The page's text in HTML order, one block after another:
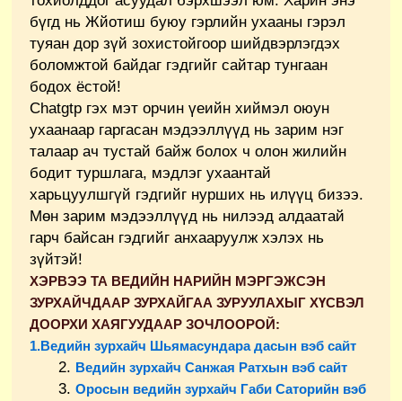
бүгд нь Жйотиш буюу гэрлийн ухааны гэрэл
туяан дор зүй зохистойгоор шийдвэрлэгдэх
боломжтой байдаг гэдгийг сайтар тунгаан
бодох ёстой!
Chatgtp гэх мэт орчин үеийн хиймэл оюун
ухаанаар гаргасан мэдээллүүд нь зарим нэг
талаар ач тустай байж болох ч олон жилийн
бодит туршлага, мэдлэг ухаантай
харьцуулшгүй гэдгийг нурших нь илүүц бизээ.
Мөн зарим мэдээллүүд нь нилээд алдаатай
гарч байсан гэдгийг анхааруулж хэлэх нь
зүйтэй!
ХЭРВЭЭ ТА ВЕДИЙН НАРИЙН МЭРГЭЖСЭН
ЗУРХАЙЧДААР ЗУРХАЙГАА ЗУРУУЛАХЫГ ХҮСВЭЛ
ДООРХИ ХАЯГУУДААР ЗОЧЛООРОЙ:
1.Ведийн зурхайч Шьямасундара дасын вэб сайт
Ведийн зурхайч Санжая Ратхын вэб сайт
Оросын ведийн зурхайч Габи Саторийн вэб